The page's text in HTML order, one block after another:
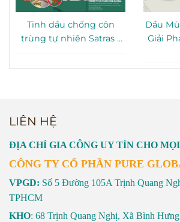
Tinh dầu chống côn
trùng tự nhiên Satras -
đình hiệu quả
Dầu
Giải
LIÊN HỆ
ĐỊA CHỈ GIA CÔNG UY TÍN CHO
CÔNG TY CỔ PHẦN PURE
VPGD: Số 5 Đường 105A Trịnh Quang
TPHCM
KHO: 68 Trịnh Quang Nghị, Xã Bình